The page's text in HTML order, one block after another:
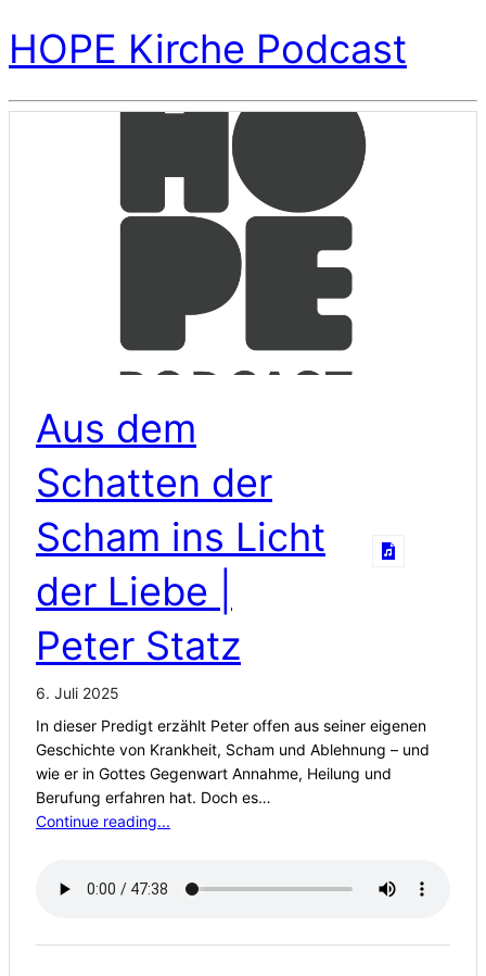
HOPE Kirche Podcast
Aus dem
Schatten der
Scham ins Licht
der Liebe |
Peter Statz
6. Juli 2025
In dieser Predigt erzählt Peter offen aus seiner eigenen
Geschichte von Krankheit, Scham und Ablehnung – und
wie er in Gottes Gegenwart Annahme, Heilung und
Berufung erfahren hat. Doch es…
Continue reading...